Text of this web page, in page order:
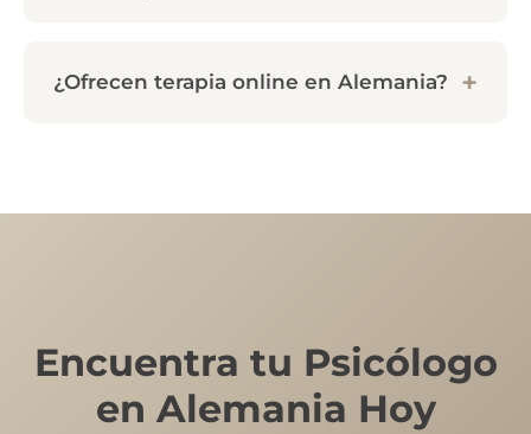
¿Ofrecen terapia online en Alemania?
Encuentra tu Psicólogo
en Alemania Hoy